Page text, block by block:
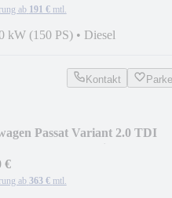
ab 191 € mtl.
kW (150 PS) • Diesel
Kontakt
Passat Variant 2.0 TDI
€
ab 363 € mtl.